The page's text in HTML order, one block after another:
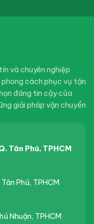
và chuyên nghiệp
phong cách phục vụ tận
đáng tin cậy của
giải pháp vận chuyển
Tân Phú, TPHCM
Phú, TPHCM
Nhuận, TPHCM